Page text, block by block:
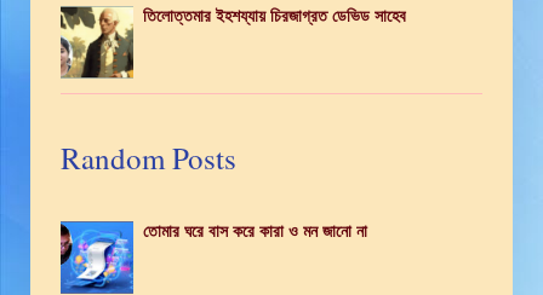
তিলোত্তমার ইহশয্যায় চিরজাগ্রত ডেভিড সাহেব
Random Posts
তোমার ঘরে বাস করে কারা ও মন জানো না